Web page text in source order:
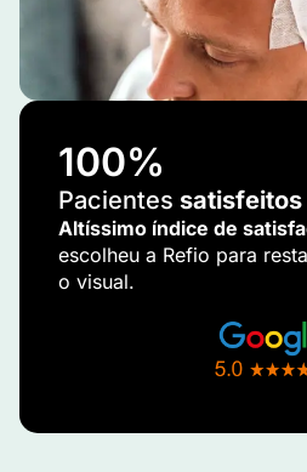
100%
Pacientes satisfeitos
Altíssimo índice de
escolheu a Refio para
o visual.